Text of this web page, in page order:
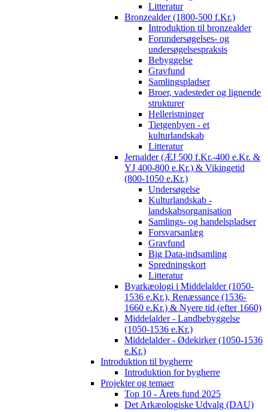
Litteratur
Bronzealder (1800-500 f.Kr.)
Introduktion til bronzealder
Forundersøgelses- og
undersøgelsespraksis
Bebyggelse
Gravfund
Samlingspladser
Broer, vadesteder og lignende
strukturer
Helleristninger
Tietgenbyen - et
kulturlandskab
Litteratur
Jernalder (ÆJ 500 f.Kr.-400 e.Kr. &
YJ 400-800 e.Kr.) & Vikingetid
(800-1050 e.Kr.)
Undersøgelse
Kulturlandskab -
landskabsorganisation
Samlings- og handelspladser
Forsvarsanlæg
Gravfund
Big Data-indsamling
Spredningskort
Litteratur
Byarkæologi i Middelalder (1050-
1536 e.Kr.), Renæssance (1536-
1660 e.Kr.) & Nyere tid (efter 1660)
Middelalder - Landbebyggelse
(1050-1536 e.Kr.)
Middelalder - Ødekirker (1050-1536
e.Kr.)
Introduktion til bygherre
Introduktion for bygherre
Projekter og temaer
Top 10 - Årets fund 2025
Det Arkæologiske Udvalg (DAU)